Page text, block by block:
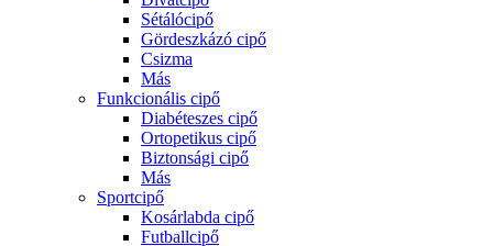
Sétálócipő
Gördeszkázó cipő
Csizma
Más
Funkcionális cipő
Diabéteszes cipő
Ortopetikus cipő
Biztonsági cipő
Más
Sportcipő
Kosárlabda cipő
Futballcipő